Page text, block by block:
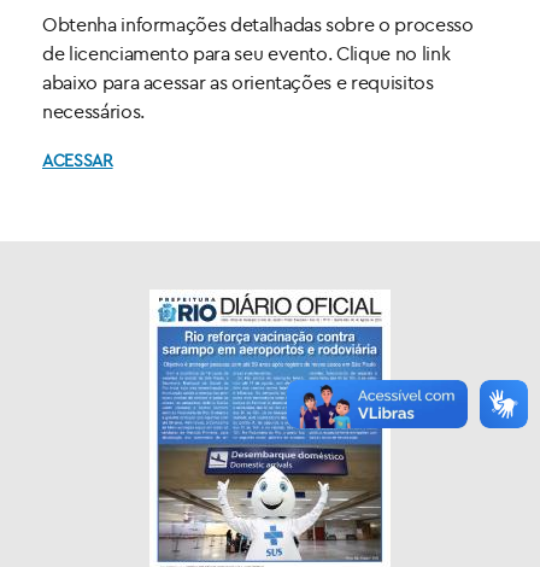
Obtenha informações detalhadas sobre o processo
de licenciamento para seu evento. Clique no link
abaixo para acessar as orientações e requisitos
necessários.
ACESSAR